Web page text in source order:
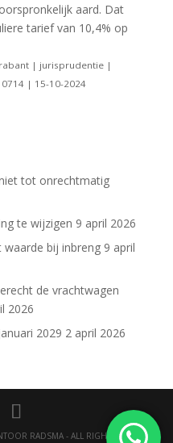
aard. Dat
tarief van 10,4% op
| jurisprudentie |
| 15-10-2024
tot onrechtmatig
te wijzigen 9 april 2026
bij inbreng 9 april
de vrachtwagen
2026
2029 2 april 2026
RADSMA - ALL RIGHTS